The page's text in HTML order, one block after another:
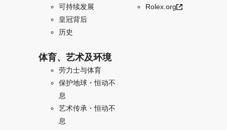
可持续发展
皇冠背后
历史
体育、艺术及环境
劳力士与体育
保护地球・恒动不
息
艺术传承・恒动不
息
Rolex.org